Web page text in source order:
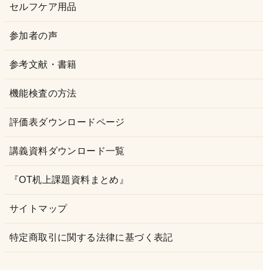
セルフケア用品
参加者の声
参考文献・書籍
機能検査の方法
評価表ダウンロードページ
講義資料ダウンロード一覧
『OT机上課題資料まとめ』
サイトマップ
特定商取引に関する法律に基づく表記